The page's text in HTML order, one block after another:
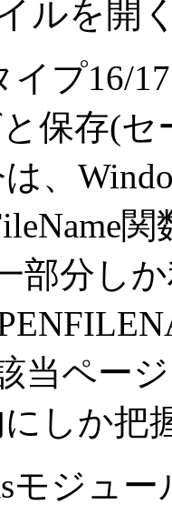
ルを開
イプ16/
保存(
、
部分し
当ペー
にしか把
モジュ